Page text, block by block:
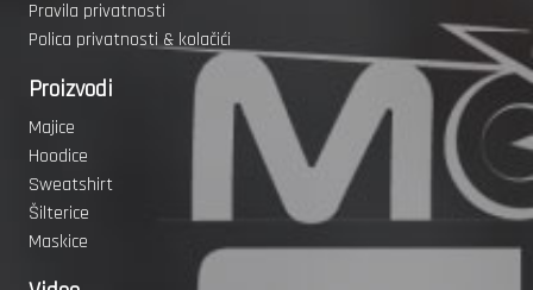
Pravila privatnosti
Polica privatnosti & kolačići
Proizvodi
Majice
Hoodice
Sweatshirt
Šilterice
Maskice